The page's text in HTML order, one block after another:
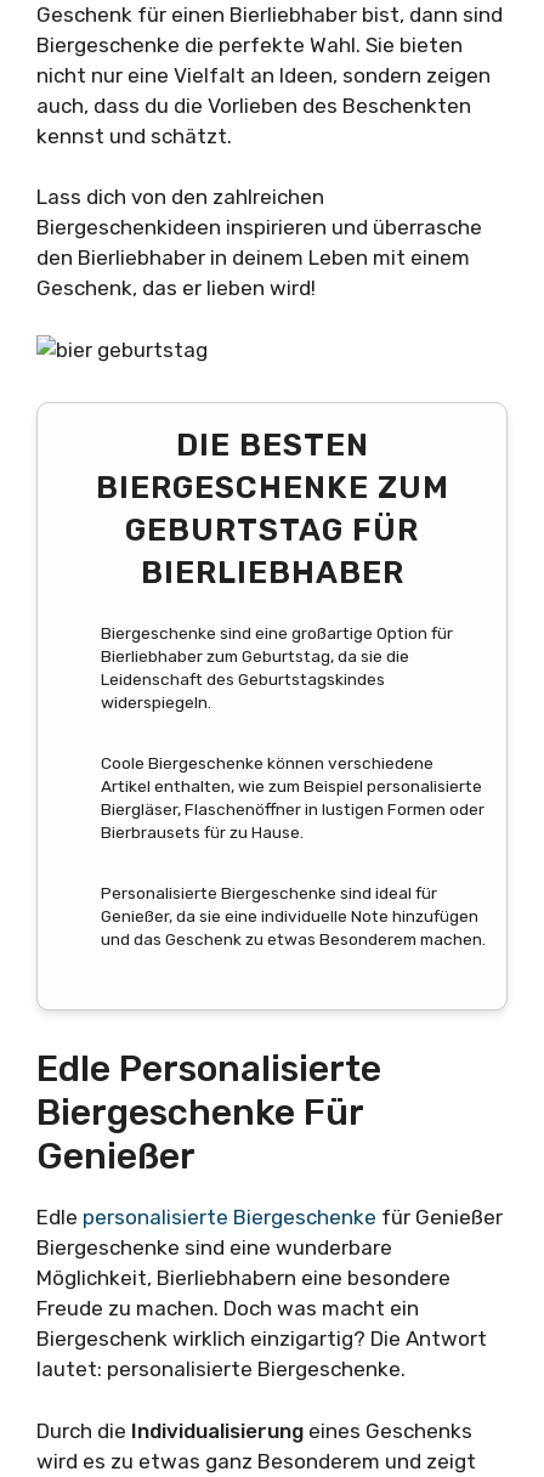
Geschenk für einen Bierliebhaber bist, dann sind
Biergeschenke die perfekte Wahl. Sie bieten
nicht nur eine Vielfalt an Ideen, sondern zeigen
auch, dass du die Vorlieben des Beschenkten
kennst und schätzt.
Lass dich von den zahlreichen
Biergeschenkideen inspirieren und überrasche
den Bierliebhaber in deinem Leben mit einem
Geschenk, das er lieben wird!
DIE BESTEN
BIERGESCHENKE ZUM
GEBURTSTAG FÜR
BIERLIEBHABER
Biergeschenke sind eine großartige Option für
Bierliebhaber zum Geburtstag, da sie die
Leidenschaft des Geburtstagskindes
widerspiegeln.
Coole Biergeschenke können verschiedene
Artikel enthalten, wie zum Beispiel personalisierte
Biergläser, Flaschenöffner in lustigen Formen oder
Bierbrausets für zu Hause.
Personalisierte Biergeschenke sind ideal für
Genießer, da sie eine individuelle Note hinzufügen
und das Geschenk zu etwas Besonderem machen.
Edle Personalisierte
Biergeschenke Für
Genießer
Edle personalisierte Biergeschenke für Genießer
Biergeschenke sind eine wunderbare
Möglichkeit, Bierliebhabern eine besondere
Freude zu machen. Doch was macht ein
Biergeschenk wirklich einzigartig? Die Antwort
lautet: personalisierte Biergeschenke.
Durch die Individualisierung eines Geschenks
wird es zu etwas ganz Besonderem und zeigt